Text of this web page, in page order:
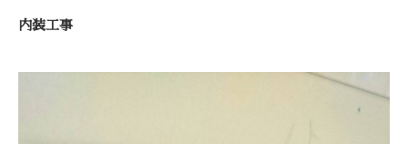
内装工事